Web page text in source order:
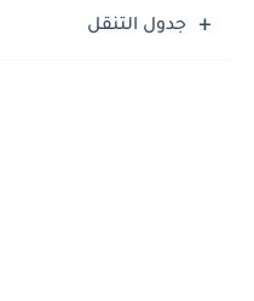
جدول التنقل